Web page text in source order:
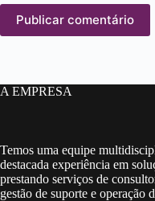
Publicar comentário
A EMPRESA
Temos uma equipe
destacada experiência em
prestando serviços de
gestão de suporte e operação